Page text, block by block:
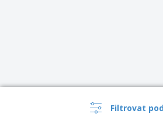
Filtrovat